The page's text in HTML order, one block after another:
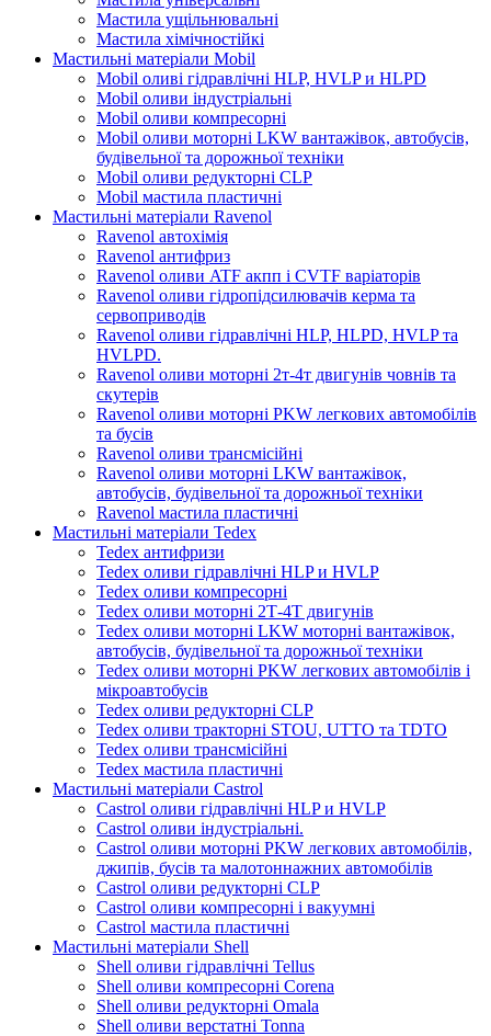
Мастила ущільнювальні
Мастила хімічностійкі
Мастильні матеріали Mobil
Mobil оливі гідравлічні HLP, HVLP и HLPD
Mobil оливи індустріальні
Mobil оливи компресорні
Mobil оливи моторні LKW вантажівок, автобусів,
будівельної та дорожньої техніки
Mobil оливи редукторні CLP
Mobil мастила пластичні
Мастильні матеріали Ravenol
Ravenol автохімія
Ravenol антифриз
Ravenol оливи ATF акпп і CVTF варіаторів
Ravenol оливи гідропідсилювачів керма та
сервоприводів
Ravenol оливи гідравлічні HLP, HLPD, HVLP та
HVLPD.
Ravenol оливи моторні 2т-4т двигунів човнів та
скутерів
Ravenol оливи моторні PKW легкових автомобілів
та бусів
Ravenol оливи трансмісійні
Ravenol оливи моторні LKW вантажівок,
автобусів, будівельної та дорожньої техніки
Ravenol мастила пластичні
Мастильні матеріали Tedex
Tedex антифризи
Tedex оливи гідравлічні HLP и HVLP
Tedex оливи компресорні
Tedex оливи моторні 2Т-4Т двигунів
Tedex оливи моторні LKW моторні вантажівок,
автобусів, будівельної та дорожньої техніки
Tedex оливи моторні PKW легкових автомобілів і
мікроавтобусів
Tedex оливи редукторні CLP
Tedex оливи тракторні STOU, UTTO та TDTO
Tedex оливи трансмісійні
Tedex мастила пластичні
Мастильні матеріали Castrol
Castrol оливи гідравлічні HLP и HVLP
Castrol оливи індустріальні.
Castrol оливи моторні PKW легкових автомобілів,
джипів, бусів та малотоннажних автомобілів
Castrol оливи редукторні CLP
Castrol оливи компресорні і вакуумні
Castrol мастила пластичні
Мастильні матеріали Shell
Shell оливи гідравлічні Tellus
Shell оливи компресорні Corena
Shell оливи редукторні Omala
Shell оливи верстатні Tonna